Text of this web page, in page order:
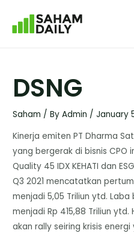
DSNG
Saham / ByAdmin /January
Kinerja emiten PT Dharma
yang bergerak di bisnis CPO
Quality 45 IDX KEHATI dan
Q3 2021 mencatatkan
menjadi 5,05 Triliun ytd. Laba
menjadi Rp 415,88 Triliun
akan rally seiring krisis